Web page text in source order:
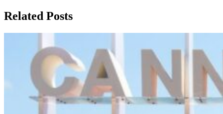
Related Posts